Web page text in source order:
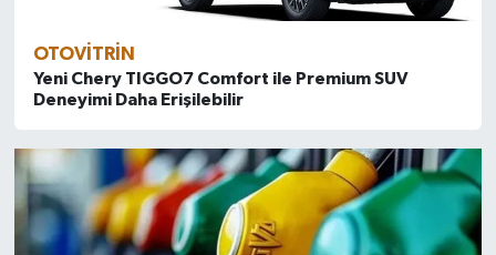
OTOVITRIN
Yeni Chery TIGGO7 Comfort ile Premium SUV
Deneyimi Daha Erişilebilir